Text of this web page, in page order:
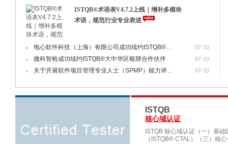
ISTQB®术语表V4.7.2上线｜增补多模块
术语，规范行业专业表述
07-10
电心软件科技（上海）有限公司成功续约ISTQB®大中华区金牌合作伙伴
07-10
微科智检成功续约ISTQB®大中华区银牌合作伙伴
07-10
关于开展软件项目管理专业人士（SPMP）能力评价2026年第三次考试的通知
ISTQB
核心域认证
ISTQB 核心域认证（一）基
（ISTQB® CTAL）（三）核